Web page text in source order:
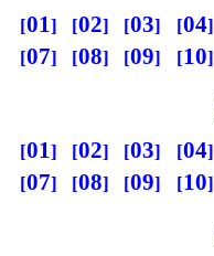
01 02 03 04
07
08 09 10
01 02 03 04
07
08 09 10